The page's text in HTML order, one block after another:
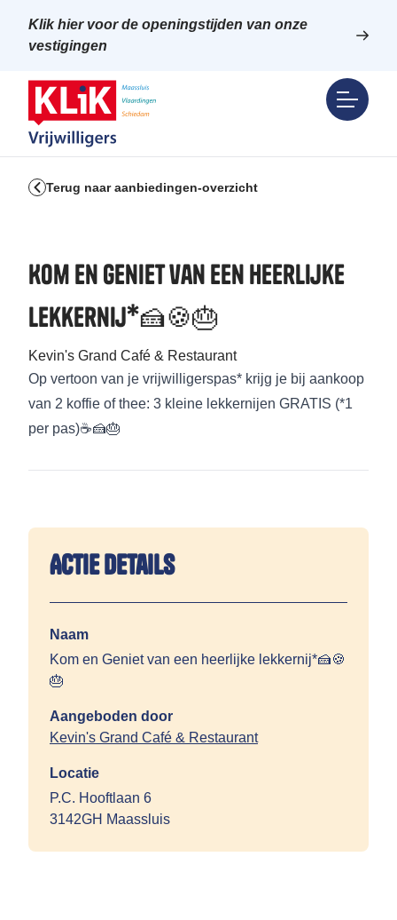
Klik hier voor de openingstijden van onze
vestigingen
Terug naar aanbiedingen-overzicht
Kom en Geniet van een heerlijke
lekkernij*🍰🍪🎂
Kevin's Grand Café & Restaurant
Op vertoon van je vrijwilligerspas* krijg je bij aankoop
van 2 koffie of thee: 3 kleine lekkernijen GRATIS (*1
per pas)☕🍰🎂
Actie details
Naam
Kom en Geniet van een heerlijke lekkernij*🍰🍪
🎂
Aangeboden door
Kevin's Grand Café & Restaurant
Locatie
P.C. Hooftlaan 6
3142GH Maassluis